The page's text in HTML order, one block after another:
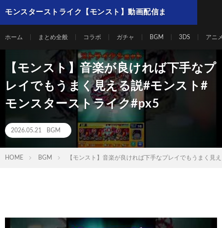
モンスターストライク【モンスト】動画配信ま
ホーム まとめ全般 コラボ ガチャ BGM 3DS アニ
【モンスト】音楽が良ければ下手なプ
レイでもうまく見える説#モンスト#
モンスターストライク#px5
2026.05.21 BGM
HOME BGM 【モンスト】音楽が良ければ下手なプレイでもうまく見